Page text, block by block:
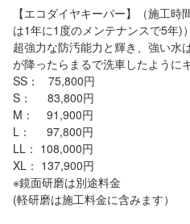
【エコダイヤキーパー】（施工
は1年に1度のメンテナンスで5年)）
超強力な防汚能力と輝き、強い水
が降ったらまるで洗車したように
SS：   75,800円
S：     83,800円
M：    91,900円
L：     97,800円
LL： 108,000円
XL： 137,900円
※鏡面研磨は別途料金
(軽研磨は施工料金に含みます）